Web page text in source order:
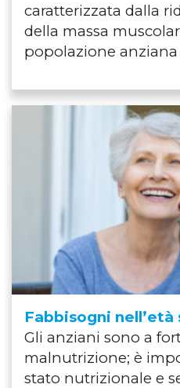
caratterizzata dalla
della massa
popolazione
Fabbisogni nell’età
Gli anziani sono a
malnutrizione; è
stato nutrizionale e